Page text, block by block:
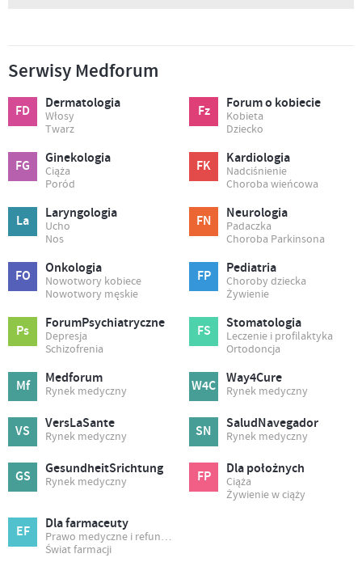
Serwisy Medforum
FD Dermatologia
Włosy
Twarz
Fz Forum o kobiecie
Kobieta
Dziecko
FG Ginekologia
Ciąża
Poród
FK Kardiologia
Nadciśnienie
Choroba wieńcowa
La Laryngologia
Ucho
Nos
FN Neurologia
Padaczka
Choroba Parkinsona
FO Onkologia
Nowotwory kobiece
Nowotwory męskie
FP Pediatria
Choroby dziecka
Żywienie
Ps ForumPsychiatryczne
Depresja
Schizofrenia
FS Stomatologia
Leczenie i profilaktyka
Ortodoncja
Mf Medforum
Rynek medyczny W4C Way4Cure
Rynek medyczny
VS VersLaSante
Rynek medyczny SN SaludNavegador
Rynek medyczny
GS GesundheitSrichtung
Rynek medyczny FP Dla położnych
Ciąża
Żywienie w ciąży
EF Dla farmaceuty
Prawo medyczne i refundacja
Świat farmacji